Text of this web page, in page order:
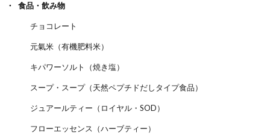
食品・飲み物
チョコレート
元氣米（有機肥料米）
キパワーソルト（焼き塩）
スープ・スープ（天然ペプチドだしタイプ食品）
ジュアールティー（ロイヤル・SOD）
フローエッセンス（ハーブティー）